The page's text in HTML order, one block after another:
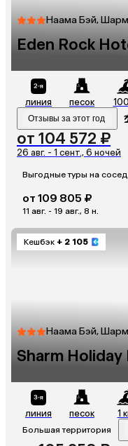
Наама Бэй,
Eden Rock
линия песок
Отзывы за этот год
от 104 572 ₽
26 авг. - 1 сент., 6 ночей
Выгодные туры на
от 109 805 ₽
11 авг. - 19 авг., 8 н.
Кешбэк + 2 105
Наама Бэй,
Sharm
линия песок 1
Большая территория